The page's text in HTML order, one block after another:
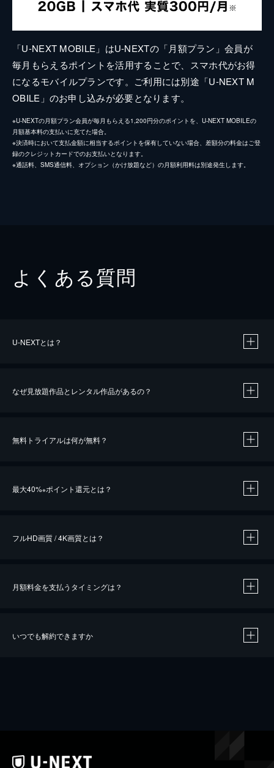
「U-NEXT MOBILE」はU-NEXTの「月額プラン」会員が
毎月もらえるポイントを活用することで、スマホ代がお得
になるモバイルプランです。ご利用には別途「U-NEXT M
OBILE」のお申し込みが必要となります。
※U-NEXTの月額プラン会員が毎月もらえる1,200円分のポイントを、U-NEXT MOBILEの
月額基本料の支払いに充てた場合。
※決済時において支払金額に相当するポイントを保有していない場合、差額分の料金はご登
録のクレジットカードでのお支払いとなります。
※通話料、SMS通信料、オプション（かけ放題など）の月額利用料は別途発生します。
よくある質問
U-NEXTとは？
なぜ見放題作品とレンタル作品があるの？
無料トライアルは何が無料？
最大40%※ポイント還元とは？
※40％ポイント還元の対象は、クレジットカード決済による作品の購入 / レンタルです。
フルHD画質 / 4K画質とは？
月額料金を支払うタイミングは？
いつでも解約できますか